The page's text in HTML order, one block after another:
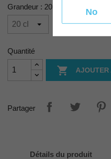
No
Grandeur : 20 cl
Quantité
 AJOUTER
Partager
Détails du produit